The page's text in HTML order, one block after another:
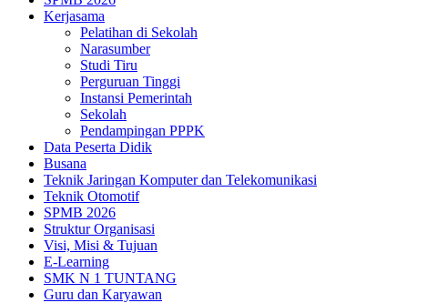
Kerjasama
Pelatihan di Sekolah
Narasumber
Studi Tiru
Perguruan Tinggi
Instansi Pemerintah
Sekolah
Pendampingan PPPK
Data Peserta Didik
Busana
Teknik Jaringan Komputer dan Telekomunikasi
Teknik Otomotif
SPMB 2026
Struktur Organisasi
Visi, Misi & Tujuan
E-Learning
SMK N 1 TUNTANG
Guru dan Karyawan